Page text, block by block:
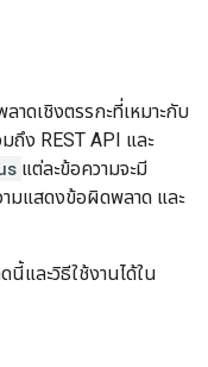
าดเชิงตรรกะที่เหมาะกับ
ถึง REST API และ
แต่ละข้อความจะมี
มแสดงข้อผิดพลาด และ
และวิธีใช้งานได้ใน